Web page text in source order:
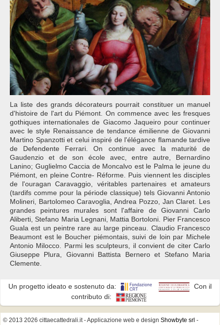
La liste des grands décorateurs pourrait constituer un manuel
d'histoire de l'art du Piémont. On commence avec les fresques
gothiques internationales de Giacomo Jaqueiro pour continuer
avec le style Renaissance de tendance émilienne de Giovanni
Martino Spanzotti et celui inspiré de l'élégance flamande tardive
de Defendente Ferrari. On continue avec la maturité de
Gaudenzio et de son école avec, entre autre, Bernardino
Lanino; Guglielmo Caccia de Moncalvo est le Palma le jeune du
Piémont, en pleine Contre- Réforme. Puis viennent les disciples
de l'ouragan Caravaggio, véritables partenaires et amateurs
(tardifs comme pour la période classique) tels Giovanni Antonio
Molineri, Bartolomeo Caravoglia, Andrea Pozzo, Jan Claret. Les
grandes peintures murales sont l'affaire de Giovanni Carlo
Aliberti, Stefano Maria Legnani, Mattia Bortoloni. Pier Francesco
Guala est un peintre rare au large pinceau. Claudio Francesco
Beaumont est le Boucher piémontais, suivi de loin par Michele
Antonio Milocco. Parmi les sculpteurs, il convient de citer Carlo
Giuseppe Plura, Giovanni Battista Bernero et Stefano Maria
Clemente.
Un progetto ideato e sostenuto da:
Con il
contributo di:
© 2013 2026 cittaecattedrali.it- Applicazione web e design Showbyte srl -